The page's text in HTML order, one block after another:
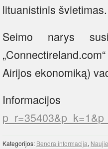
lituanistinis švietimas.
Seimo narys
Airijos ekonomiką)
Kategorijos: Bendra informacija,